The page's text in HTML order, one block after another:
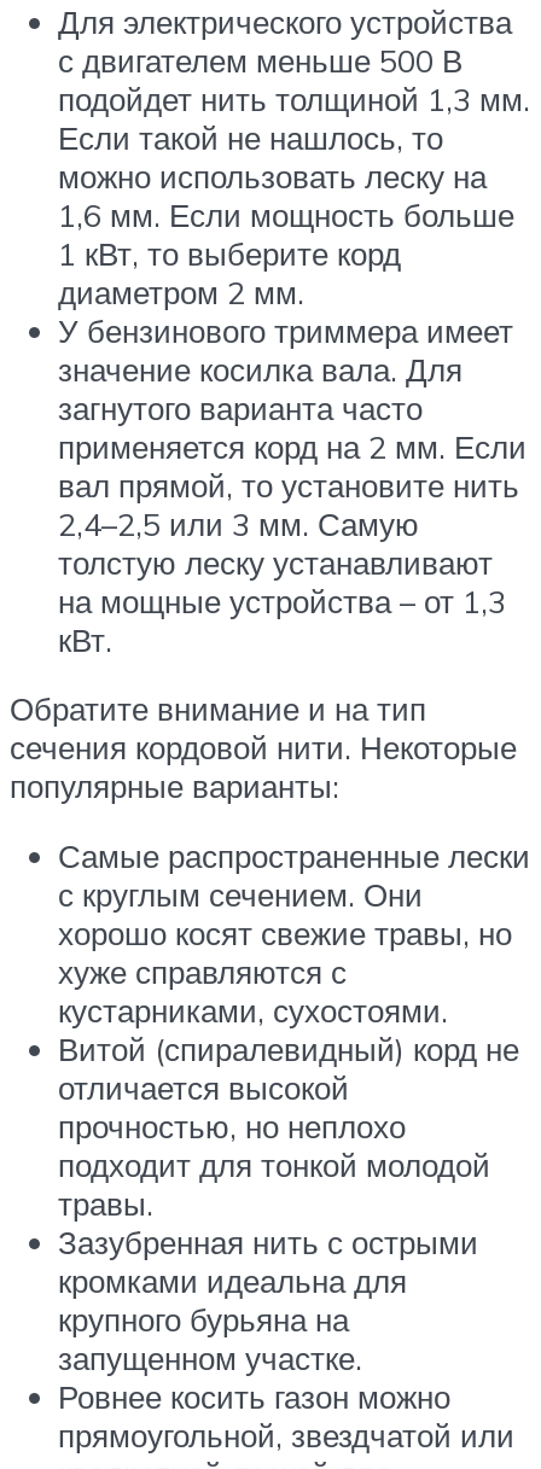
Для электрического устройства
с двигателем меньше 500 В
подойдет нить толщиной 1,3 мм.
Если такой не нашлось, то
можно использовать леску на
1,6 мм. Если мощность больше
1 кВт, то выберите корд
диаметром 2 мм.
У бензинового триммера имеет
значение косилка вала. Для
загнутого варианта часто
применяется корд на 2 мм. Если
вал прямой, то установите нить
2,4–2,5 или 3 мм. Самую
толстую леску устанавливают
на мощные устройства – от 1,3
кВт.
Обратите внимание и на тип
сечения кордовой нити. Некоторые
популярные варианты:
Самые распространенные лески
с круглым сечением. Они
хорошо косят свежие травы, но
хуже справляются с
кустарниками, сухостоями.
Витой (спиралевидный) корд не
отличается высокой
прочностью, но неплохо
подходит для тонкой молодой
травы.
Зазубренная нить с острыми
кромками идеальна для
крупного бурьяна на
запущенном участке.
Ровнее косить газон можно
прямоугольной, звездчатой или